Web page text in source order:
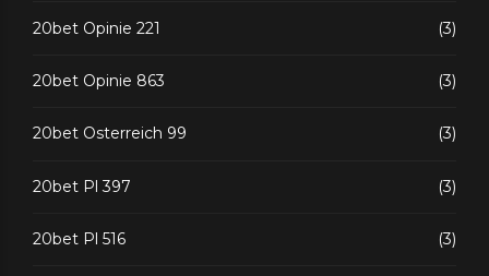
20bet Opinie 221 (3)
20bet Opinie 863 (3)
20bet Osterreich 99 (3)
20bet Pl 397 (3)
20bet Pl 516 (3)